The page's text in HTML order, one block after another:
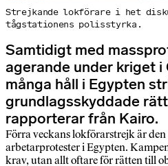
Strejkande lokförare i het
tågstationens polisstyrka.
Samtidigt med
agerande under kriget
många håll i Egypten
grundlagsskyddade
rapporterar från Kairo.
Förra veckans lokförarstrejk är den
arbetarprotester i Egypten.
krav, utan allt oftare för rätten till